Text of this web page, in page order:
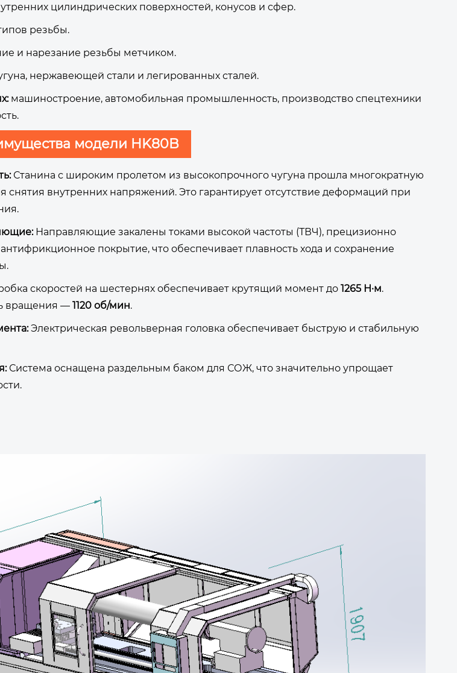
цилиндрических поверхностей, конусов и сфер.
резьбы.
и нарезание резьбы метчиком.
нержавеющей стали и легированных сталей.
машиностроение, автомобильная промышленность, производство спецтехники
модели HK80B
Станина с широким пролетом из высокопрочного чугуна прошла многократную
снятия внутренних напряжений. Это гарантирует отсутствие деформаций при
Направляющие закалены токами высокой частоты (ТВЧ), прецизионно
покрытие, что обеспечивает плавность хода и сохранение
скоростей на шестернях обеспечивает крутящий момент до 1265 Н·м.
вращения — 1120 об/мин.
Электрическая револьверная головка обеспечивает быструю и стабильную
Система оснащена раздельным баком для СОЖ, что значительно упрощает